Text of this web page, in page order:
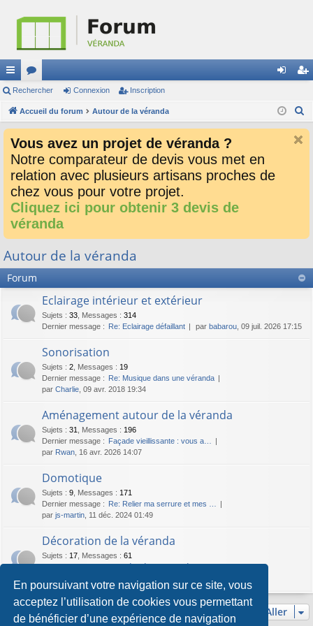
En poursuivant votre navigation sur ce site, vous
acceptez l’utilisation de cookies vous permettant
de bénéficier d’une expérience de navigation
ac
co
ci
or
u
s
ne cri
Rechercher Connexion Inscription
Accueil du forum Autour de la véranda
Vous avez un projet de véranda ?
Notre comparateur de devis vous met en
relation avec plusieurs artisans proches de
chez vous pour votre projet.
Cliquez ici pour obtenir 3 devis de
véranda
Autour de la véranda
Forum
Eclairage intérieur et extérieur
Sujets : 33 Messages : 314
Dernier message : Re: Eclairage défaillant par babarou , 09 juil. 2026 17:15
Sonorisation
Sujets : 2 Messages : 19
Dernier message : Re: Musique dans une véranda
par Charlie , 09 avr. 2018 19:34
Aménagement autour de la véranda
Sujets : 31 Messages : 196
Dernier message : Façade vieillissante : vous a…
par Rwan , 16 avr. 2026 14:07
Domotique
Sujets : 9 Messages : 171
Dernier message : Re: Relier ma serrure et mes …
par js-martin , 11 déc. 2024 01:49
Décoration de la véranda
Sujets : 17 Messages : 61
Dernier message : Re: Réaménager ma véranda
Aller